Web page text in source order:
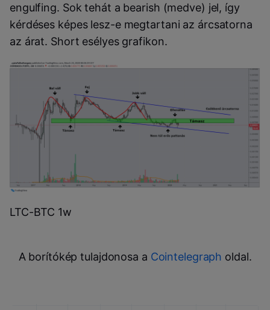
engulfing. Sok tehát a bearish (medve) jel, így
kérdéses képes lesz-e megtartani az árcsatorna
az árat. Short esélyes grafikon.
LTC-BTC 1w
A borítókép tulajdonosa a Cointelegraph oldal.